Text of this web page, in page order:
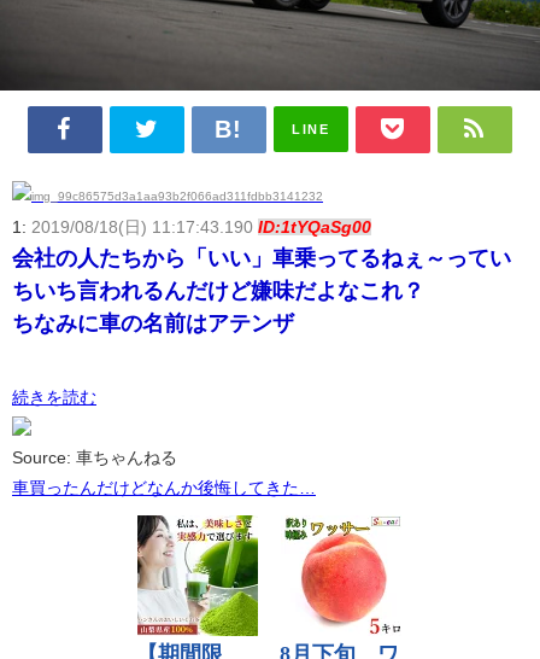
LINE
1: 2019/08/18(日) 11:17:43.190 ID:1tYQaSg00
会社の人たちから「いい」車乗ってるねぇ～ってい
ちいち言われるんだけど嫌味だよなこれ？
ちなみに車の名前はアテンザ
続きを読む
Source: 車ちゃんねる
車買ったんだけどなんか後悔してきた…